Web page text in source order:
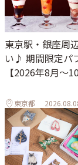
東京駅・銀座周
い♪ 期間限定パ
【2026年8月～
東京都